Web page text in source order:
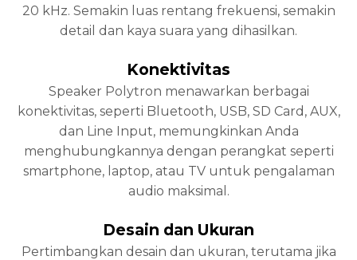
20 kHz. Semakin luas rentang frekuensi, semakin
detail dan kaya suara yang dihasilkan.
Konektivitas
Speaker Polytron menawarkan berbagai
konektivitas, seperti Bluetooth, USB, SD Card, AUX,
dan Line Input, memungkinkan Anda
menghubungkannya dengan perangkat seperti
smartphone, laptop, atau TV untuk pengalaman
audio maksimal.
Desain dan Ukuran
Pertimbangkan desain dan ukuran, terutama jika